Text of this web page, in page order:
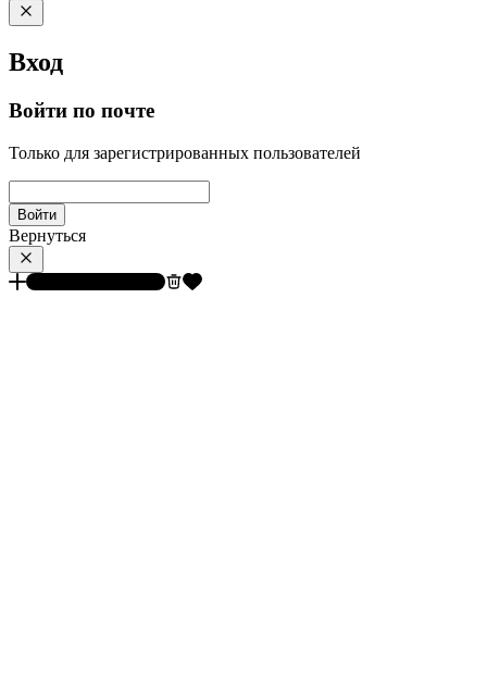
Вход
Войти по почте
Только для зарегистрированных пользователей
Войти
Вернуться